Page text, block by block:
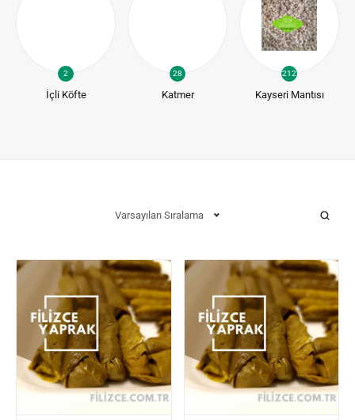
2
İçli Köfte
28
Katmer
212
Kayseri Mantısı
Varsayılan Sıralama